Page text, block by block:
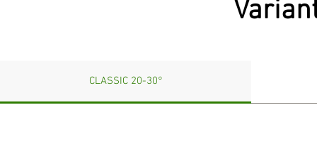
CLASSIC 20-30°